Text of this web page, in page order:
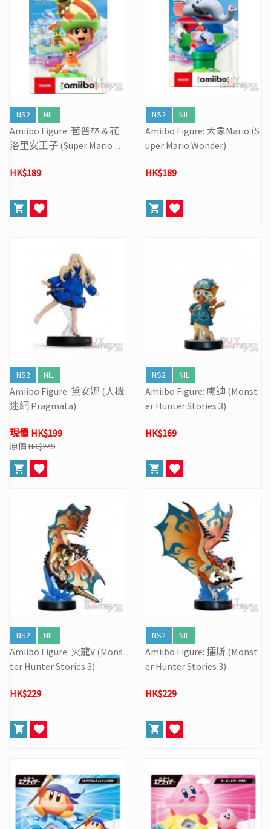
NS2 NIL
Amiibo Figure: 苞普林 & 花
洛里安王子 (Super Mario W
HK$189
NS2 NIL
Amiibo Figure: 大象Mario (S
uper Mario Wonder)
HK$189
NS2 NIL
Amiibo Figure: 黛安娜 (人機
迷網 Pragmata)
現價 HK$199
原價 HK$249
NS2 NIL
Amiibo Figure: 盧迪 (Monst
er Hunter Stories 3)
HK$169
NS2 NIL
Amiibo Figure: 火龍V (Mons
ter Hunter Stories 3)
HK$229
NS2 NIL
Amiibo Figure: 擂斯 (Monst
er Hunter Stories 3)
HK$229